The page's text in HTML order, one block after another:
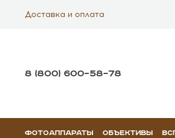
Доставка и оплата
8 (800) 600–58–78
ФОТОАППАРАТЫ ОБЪЕКТИВЫ